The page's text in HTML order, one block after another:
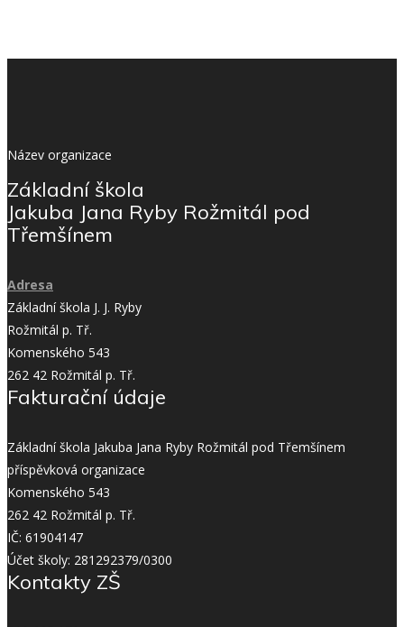
Název organizace
Základní škola
Jakuba Jana Ryby Rožmitál pod
Třemšínem
Adresa
Základní škola J. J. Ryby
Rožmitál p. Tř.
Komenského 543
262 42 Rožmitál p. Tř.
Fakturační údaje
Základní škola Jakuba Jana Ryby Rožmitál pod Třemšínem
příspěvková organizace
Komenského 543
262 42 Rožmitál p. Tř.
IČ: 61904147
Účet školy: 281292379/0300
Kontakty ZŠ